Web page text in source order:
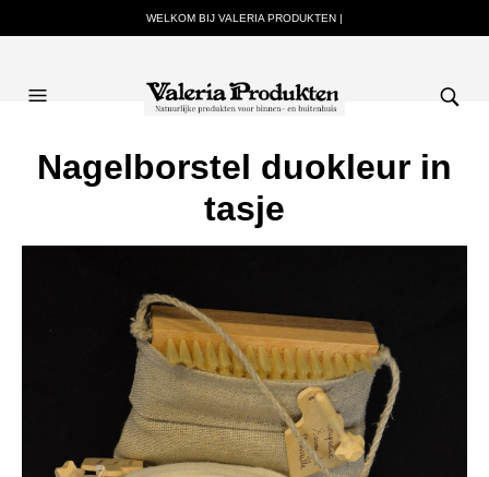
WELKOM BIJ VALERIA PRODUKTEN |
Nagelborstel duokleur in
tasje